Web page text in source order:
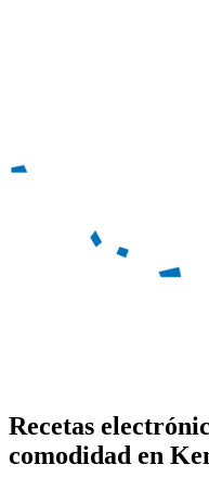
Recetas
comodidad en